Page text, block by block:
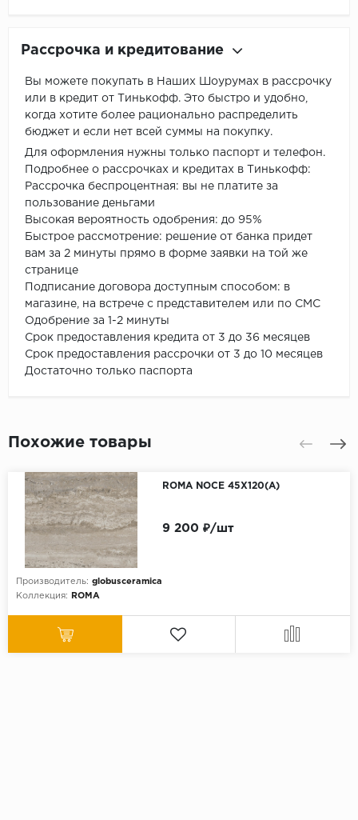
Рассрочка и кредитование
Вы можете покупать в Наших Шоурумах в рассрочку
или в кредит от Тинькофф. Это быстро и удобно,
когда хотите более рационально распределить
бюджет и если нет всей суммы на покупку.
Для оформления нужны только паспорт и телефон.
Подробнее о рассрочках и кредитах в Тинькофф:
Рассрочка беспроцентная: вы не платите за
пользование деньгами
Высокая вероятность одобрения: до 95%
Быстрое рассмотрение: решение от банка придет
вам за 2 минуты прямо в форме заявки на той же
странице
Подписание договора доступным способом: в
магазине, на встрече с представителем или по СМС
Одобрение за 1-2 минуты
Срок предоставления кредита от 3 до 36 месяцев
Срок предоставления рассрочки от 3 до 10 месяцев
Достаточно только паспорта
Похожие товары
ROMA NOCE 45X120(A)
Производитель: globusceramica
Коллекция:
ROMA
9 200 ₽/шт